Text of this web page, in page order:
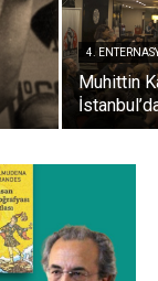
4.
Muhittin